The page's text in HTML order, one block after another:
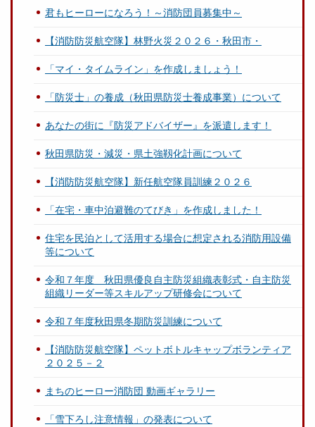
君もヒーローになろう！～消防団員募集中～
【消防防災航空隊】林野火災２０２６・秋田市・
「マイ・タイムライン」を作成しましょう！
「防災士」の養成（秋田県防災士養成事業）について
あなたの街に『防災アドバイザー』を派遣します！
秋田県防災・減災・県土強靱化計画について
【消防防災航空隊】新任航空隊員訓練２０２６
「在宅・車中泊避難のてびき」を作成しました！
住宅を民泊として活用する場合に想定される消防用設備
等について
令和７年度 秋田県優良自主防災組織表彰式・自主防災
組織リーダー等スキルアップ研修会について
令和７年度秋田県冬期防災訓練について
【消防防災航空隊】ペットボトルキャップボランティア
２０２５－２
まちのヒーロー消防団 動画ギャラリー
「雪下ろし注意情報」の発表について